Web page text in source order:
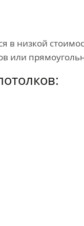
в низкой
или